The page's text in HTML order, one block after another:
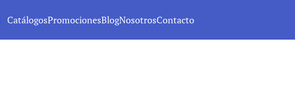
CatálogosPromocionesBlogNosotrosContacto